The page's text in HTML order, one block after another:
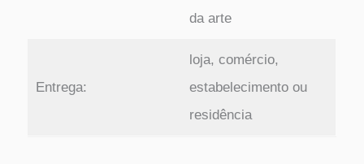
da arte
Entrega:
loja, comércio,
estabelecimento ou
residência